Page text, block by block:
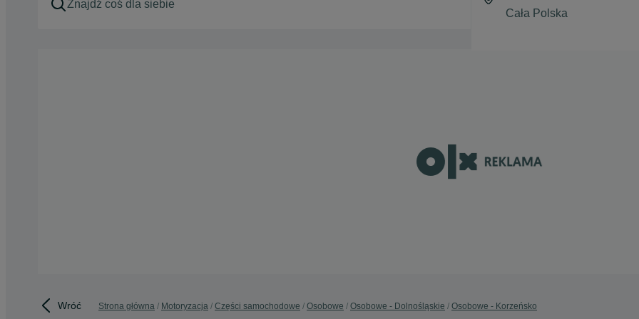
Wróć Strona główna Motoryzacja Części samochodowe Osobowe Osobowe - Dolnośląskie Osobowe - Korzeńsko